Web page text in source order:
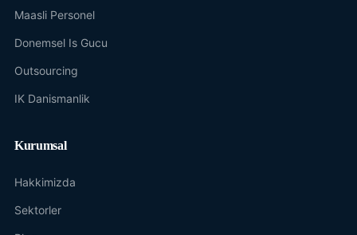
Maasli Personel
Donemsel Is Gucu
Outsourcing
IK Danismanlik
Kurumsal
Hakkimizda
Sektorler